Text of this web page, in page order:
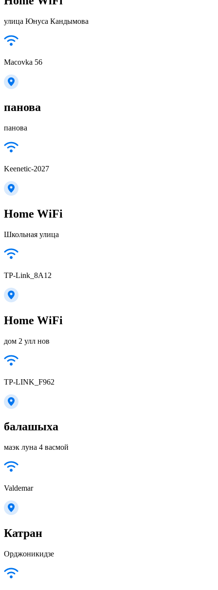
улица Юнуса Кандымова
Macovka 56
панова
панова
Keenetic-2027
Home WiFi
Школьная улица
TP-Link_8A12
Home WiFi
дом 2 улл нов
TP-LINK_F962
балашыха
маэк луна 4 васмой
Valdemar
Катран
Орджоникидзе